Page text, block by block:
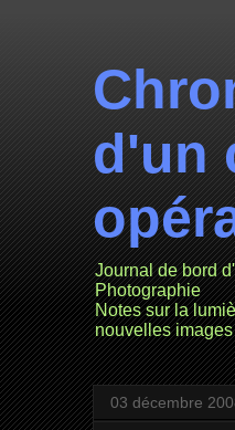
d'un
Journal de bord
Photographie
Notes sur la
nouvelles
03 décembre